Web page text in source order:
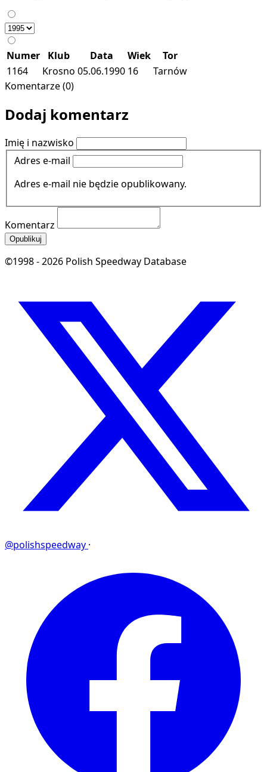
Numer Klub Data Wiek
Tor
1164
Krosno 05.06.1990 16
Tarnów
Komentarze (0)
Dodaj komentarz
Imię i nazwisko
Adres e-mail
Adres e-mail nie będzie opublikowany.
Komentarz
Opublikuj
©1998 - 2026 Polish Speedway Database
@polishspeedway ·